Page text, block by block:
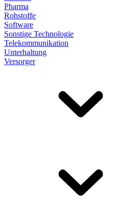
Pharma
Rohstoffe
Software
Sonstige Technologie
Telekommunikation
Unterhaltung
Versorger